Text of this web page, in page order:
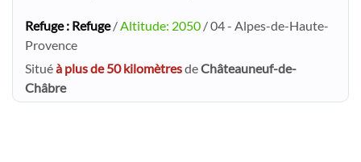
Refuge : Refuge/ Altitude: 2050 / 04 - Alpes-de-Haute-
Provence
Situéà plus de 50 kilomètresdeChâteauneuf-de-
Châbre